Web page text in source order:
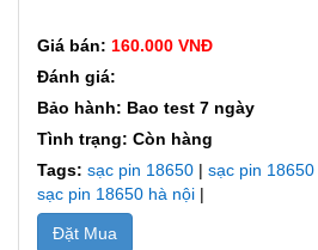
Giá bán: 160.000 VNĐ
Đánh giá:
Bảo hành: Bao test 7 ngày
Tình trạng: Còn hàng
Tags: sạc pin 18650 | sạc pin
sạc pin 18650 hà nội |
Đặt Mua